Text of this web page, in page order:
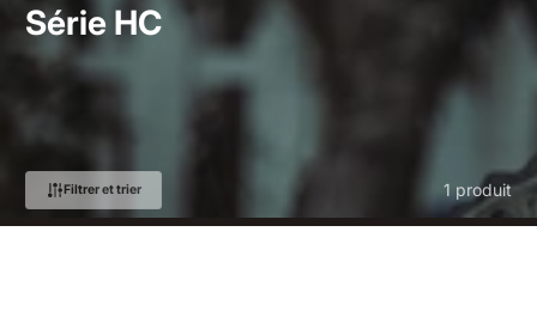
Série HC
Filtrer et trier 1 produit